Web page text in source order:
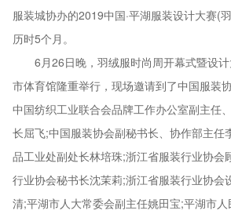
服装城协办的2019中国·平湖服装设计大赛(
历时5个月。
6月26日晚，羽绒服时尚周开幕式暨设
市体育馆隆重举行，现场邀请到了中国服装
中国纺织工业联合会品牌工作办公室副主任
长屈飞;中国服装协会副秘书长、协作部主任
品工业处副处长林培珠;浙江省服装行业协会
行业协会秘书长沈茉莉;浙江省服装行业协会
清;平湖市人大常委会副主任姚田宝;平湖市